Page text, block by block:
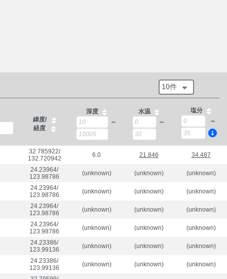
10件
緯度/
経度
深度
～
水温
～
塩分
～
32.785922/
132.720942
6.0 21.846 34.487
24.23964/
123.98786
(unknown) (unknown) (unknown)
24.23964/
123.98786
(unknown) (unknown) (unknown)
24.23964/
123.98786
(unknown) (unknown) (unknown)
24.23964/
123.98786
(unknown) (unknown) (unknown)
24.23386/
123.99136
(unknown) (unknown) (unknown)
24.23386/
123.99136
(unknown) (unknown) (unknown)